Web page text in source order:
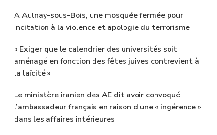
A Aulnay-sous-Bois, une mosquée fermée pour
incitation à la violence et apologie du terrorisme
« Exiger que le calendrier des universités soit
aménagé en fonction des fêtes juives contrevient à
la laïcité »
Le ministère iranien des AE dit avoir convoqué
l’ambassadeur français en raison d’une « ingérence »
dans les affaires intérieures